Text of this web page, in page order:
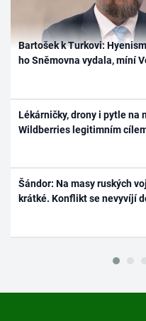
Bartošek k Turkovi:
ho Sněmovna vydala, míní
Lékárničky, drony i pytle na
Wildberries legitimním
Šándor: Na masy ruských
krátké. Konflikt se nevyvíjí